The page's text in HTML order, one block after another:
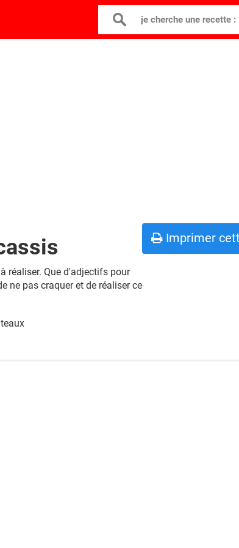
je cherche une recette :
réaliser. Que d'adjectifs pour
ne pas craquer et de réaliser ce
Imprimer